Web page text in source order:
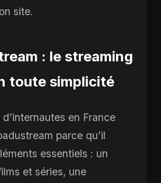
site.
: le streaming
toute simplicité
en France
parce qu’il
essentiels : un
et séries, une